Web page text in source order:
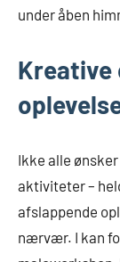
under åben
Kreative
Ikke alle
aktiviteter –
afslappende
nærvær. I kan